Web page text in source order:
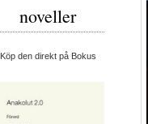
noveller
Köp den direkt på Bokus